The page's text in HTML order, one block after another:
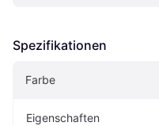
Spezifikationen
Farbe
Eigen­schaften